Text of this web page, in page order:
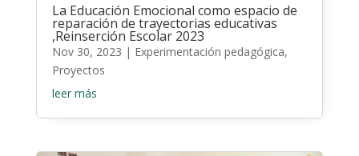
La Educación Emocional como espacio de
reparación de trayectorias educativas
,Reinserción Escolar 2023
Nov 30, 2023 | Experimentación pedagógica,
Proyectos
leer más